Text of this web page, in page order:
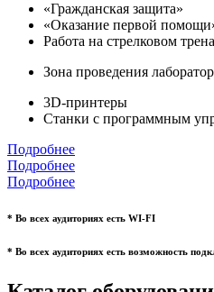
«Гражданская защита»
«Оказание первой
Работа на стрелковом
Зона проведения
3D-принтеры
Станки с программным
Подробнее
Подробнее
Подробнее
* Во всех аудиториях есть WI-FI
* Во всех аудиториях есть возможность